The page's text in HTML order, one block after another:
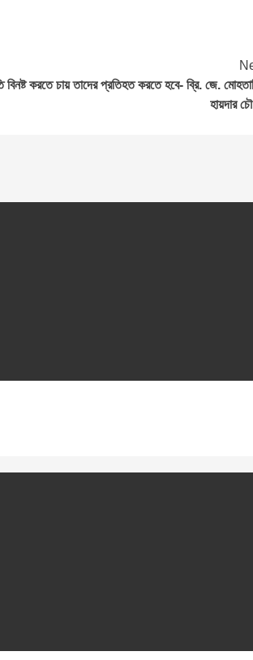
বিনষ্ট করতে চায় তাদের প্রতিহত করতে হবে- ব্রি. জে.
হায়দার